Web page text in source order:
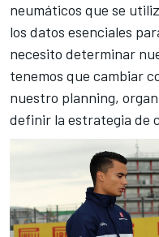
neumáticos que se
los datos esenciales
necesito determinar
tenemos que cambiar
nuestro planning,
definir la estrategia de